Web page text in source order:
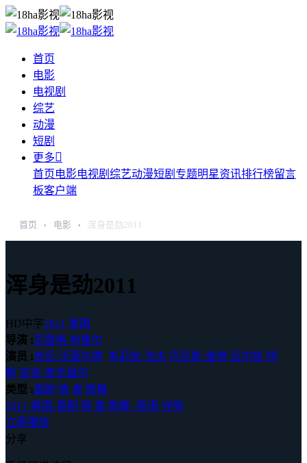
首页
电影
电视剧
综艺
动漫
短剧
更多
首页电影电视剧 综艺动漫短剧 专题明星资讯排行榜留言
板客户端
首页 › 电影 › 浑身是劲2011
浑身是劲2011
HD中字2011 美国
导演 :克雷格·布鲁尔
演员 :肯尼·沃莫尔德 朱莉安·浩夫 丹尼斯·奎德 迈尔斯·特
勒 安迪·麦克道尔
类型 :喜剧 情 喜 歌舞
2011 ·美国 ·喜剧 情 喜 歌舞 ·英语·详情
立即播放
分享